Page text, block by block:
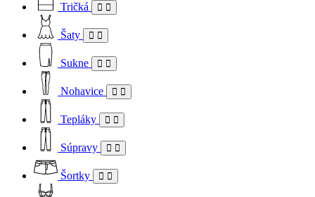
Tričká
Šaty
Sukne
Nohavice
Tepláky
Súpravy
Šortky